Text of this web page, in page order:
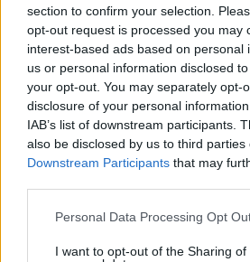
section to confirm your selection.
opt-out request is processed you may
interest-based ads based on personal
us or personal information disclosed
your opt-out. You may separately opt-
disclosure of your personal
IAB’s list of downstream participants.
also be disclosed by us to third parties
Downstream Participants that may
Please note that this website/app uses
not limited to your visit or usage
Personal Data Processing Opt
I want to opt-out of the Sharing of
Μέσα σε δύο χρόνια διέθεσε
αυτό 30.000 φράγκα και οι